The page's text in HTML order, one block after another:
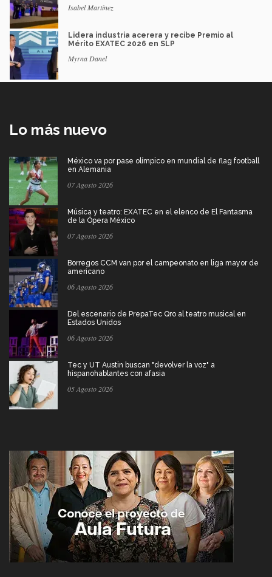
Isabel Martínez
Lidera industria acerera y recibe Premio al
Mérito EXATEC 2026 en SLP
Myrna Danel
Lo más nuevo
México va por pase olímpico en mundial de flag football
en Alemania
07 Agosto 2026
Música y teatro: EXATEC en el elenco de El Fantasma
de la Ópera México
07 Agosto 2026
Borregos CCM van por el campeonato en liga mayor de
americano
06 Agosto 2026
Del escenario de PrepaTec Qro al teatro musical en
Estados Unidos
06 Agosto 2026
Tec y UT Austin buscan "devolver la voz" a
hispanohablantes con afasia
05 Agosto 2026